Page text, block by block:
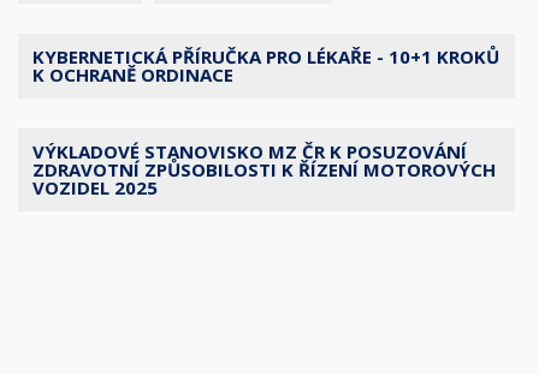
KYBERNETICKÁ PŘÍRUČKA PRO LÉKAŘE - 10+1 KROKŮ
K OCHRANĚ ORDINACE
VÝKLADOVÉ STANOVISKO MZ ČR K POSUZOVÁNÍ
ZDRAVOTNÍ ZPŮSOBILOSTI K ŘÍZENÍ MOTOROVÝCH
VOZIDEL 2025